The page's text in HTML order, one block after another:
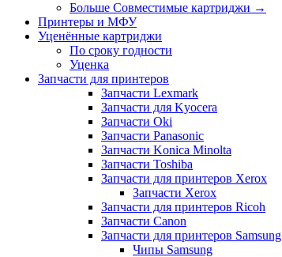
Больше Совместимые картриджи →
Принтеры и МФУ
Уценённые картриджи
По сроку годности
Уценка
Запчасти для принтеров
Запчасти Lexmark
Запчасти для Kyocera
Запчасти Oki
Запчасти Panasonic
Запчасти Koniсa Minolta
Запчасти Toshiba
Запчасти для принтеров Xerox
Запчасти Xerox
Запчасти для принтеров Ricoh
Запчасти Canon
Запчасти для принтеров Samsung
Чипы Samsung